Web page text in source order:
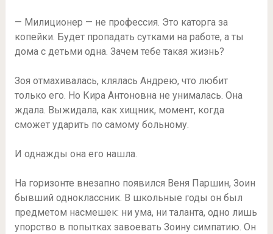
— Милиционер — не профессия. Это каторга за
копейки. Будет пропадать сутками на работе, а ты
дома с детьми одна. Зачем тебе такая жизнь?
Зоя отмахивалась, клялась Андрею, что любит
только его. Но Кира Антоновна не унималась. Она
ждала. Выжидала, как хищник, момент, когда
сможет ударить по самому больному.
И однажды она его нашла.
На горизонте внезапно появился Веня Паршин, Зоин
бывший одноклассник. В школьные годы он был
предметом насмешек: ни ума, ни таланта, одно лишь
упорство в попытках завоевать Зоину симпатию. Он